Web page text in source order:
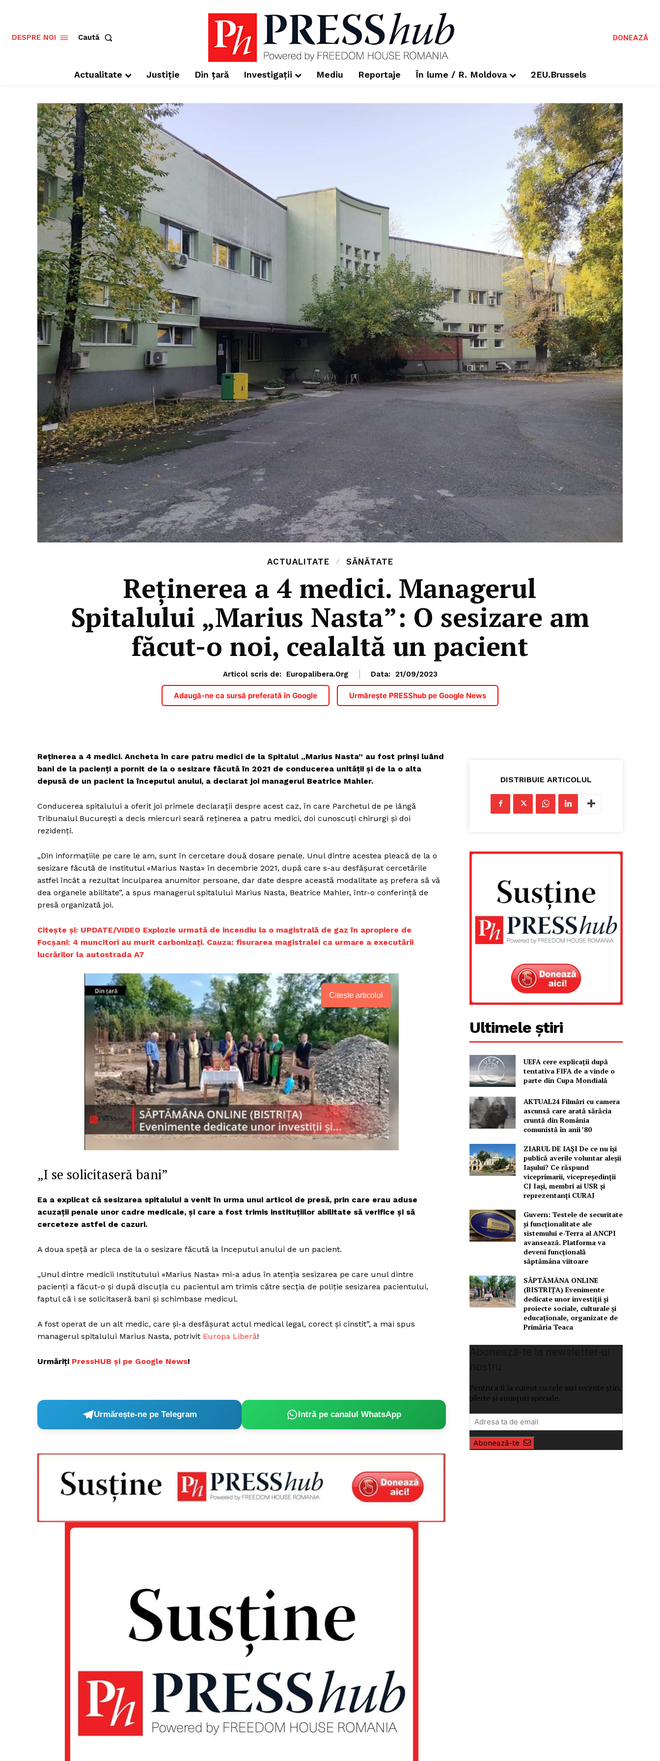
PRESShub
Despre noi / Echipa
Proiecte editoriale
Rețea
Contact
DESPRE NOI Caută DONEAZĂ
Actualitate Justiție Din țară Investigații Mediu Reportaje În lume / R. Moldova 2EU.Brussels
ACTUALITATE SĂNĂTATE
Reținerea a 4 medici. Managerul
Spitalului „Marius Nasta”: O sesizare am
făcut-o noi, cealaltă un pacient
Articol scris de: Europalibera.org Data: 21/09/2023
Adaugă-ne ca sursă preferată în Google Urmărește PRESShub pe Google News
Reținerea a 4 medici. Ancheta în care patru medici de la Spitalul „Marius Nasta” au fost prinși luând
bani de la pacienți a pornit de la o sesizare făcută în 2021 de conducerea unității și de la o alta
depusă de un pacient la începutul anului, a declarat joi managerul Beatrice Mahler.
Conducerea spitalului a oferit joi primele declarații despre acest caz, în care Parchetul de pe lângă
Tribunalul București a decis miercuri seară reținerea a patru medici, doi cunoscuți chirurgi și doi
rezidenți.
„Din informaţiile pe care le am, sunt în cercetare două dosare penale. Unul dintre acestea pleacă de la o
sesizare făcută de Institutul «Marius Nasta» în decembrie 2021, după care s-au desfăşurat cercetările
astfel încât a rezultat inculparea anumitor persoane, dar date despre această modalitate aş prefera să vă
dea organele abilitate”, a spus managerul spitalului Marius Nasta, Beatrice Mahler, într-o conferință de
presă organizată joi.
Citește și: UPDATE/VIDEO Explozie urmată de incendiu la o magistrală de gaz în apropiere de
Focșani: 4 muncitori au murit carbonizați. Cauza: fisurarea magistralei ca urmare a executării
lucrărilor la autostrada A7
Citește articolul
„I se solicitaseră bani”
Ea a explicat că sesizarea spitalului a venit în urma unui articol de presă, prin care erau aduse
acuzații penale unor cadre medicale, și care a fost trimis instituțiilor abilitate să verifice și să
cerceteze astfel de cazuri.
A doua speță ar pleca de la o sesizare făcută la începutul anului de un pacient.
„Unul dintre medicii Institutului «Marius Nasta» mi-a adus în atenţia sesizarea pe care unul dintre
pacienţi a făcut-o şi după discuţia cu pacientul am trimis către secţia de poliţie sesizarea pacientului,
faptul că i se solicitaseră bani şi schimbase medicul.
A fost operat de un alt medic, care şi-a desfăşurat actul medical legal, corect şi cinstit”, a mai spus
managerul spitalului Marius Nasta, potrivit Europa Liberă!
Urmăriți PressHUB și pe Google News!
Urmărește-ne pe Telegram Intră pe canalul WhatsApp
DISTRIBUIE ARTICOLUL
Ultimele știri
UEFA cere explicații după
tentativa FIFA de a vinde o
parte din Cupa Mondială
AKTUAL24 Filmări cu camera
ascunsă care arată sărăcia
cruntă din România
comunistă în anii ’80
ZIARUL DE IAȘI De ce nu își
publică averile voluntar aleșii
Iașului? Ce răspund
viceprimarii, vicepreședinții
CJ Iași, membri ai USR și
reprezentanți CURAJ
Guvern: Testele de securitate
și funcționalitate ale
sistemului e-Terra al ANCPI
avansează. Platforma va
deveni funcțională
săptămâna viitoare
SĂPTĂMÂNA ONLINE
(BISTRIȚA) Evenimente
dedicate unor investiții și
proiecte sociale, culturale și
educaționale, organizate de
Primăria Teaca
Pentru a fi la curent cu cele mai recente știri,
oferte și anunțuri speciale.
Abonează-te